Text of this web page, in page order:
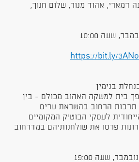
דמארי, אהוד מנור, שלום חנוך,
https://bit.ly/
בנימין
בית למשקה האהוב מכולם - בין
תרבות הרחוב בהשראת ערים
לעסקי הבוטיק המקומיים
פרסו את שולחנותיהם במדרחוב